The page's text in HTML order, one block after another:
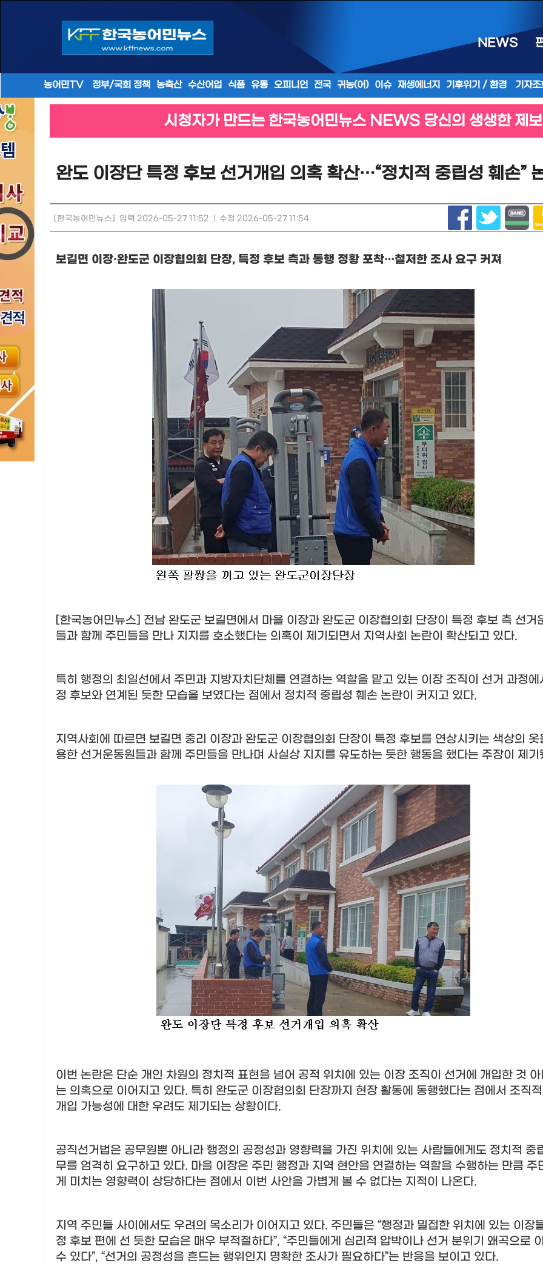
NEWS
농어민TV 정부/국회 정책 농축산 수산어업 식품 유통 오피니언 전국 귀농(어) 이슈 재생에너지 기후위기 / 환경 기자조
시청자가 만드는 한국농어민뉴스 NEWS 당신의 생생한 제
완도 이장단 특정 후보 선거개입 의혹 확산…“정치적 중립성 훼손”
[한국농어민뉴스] 입력 2026-05-27 11:52 수정 2026-05-27 11:54
보길면 이장·완도군 이장협의회 단장, 특정 후보 측과 동행 정황 포착…철저한 조사 요구 커져
[한국농어민뉴스] 전남 완도군 보길면에서 마을 이장과 완도군 이장협의회 단장이 특정 후보 측 선거
들과 함께 주민들을 만나 지지를 호소했다는 의혹이 제기되면서 지역사회 논란이 확산되고 있다.
특히 행정의 최일선에서 주민과 지방자치단체를 연결하는 역할을 맡고 있는 이장 조직이 선거 과정에
정 후보와 연계된 듯한 모습을 보였다는 점에서 정치적 중립성 훼손 논란이 커지고 있다.
지역사회에 따르면 보길면 중리 이장과 완도군 이장협의회 단장이 특정 후보를 연상시키는 색상의 옷
용한 선거운동원들과 함께 주민들을 만나며 사실상 지지를 유도하는 듯한 행동을 했다는 주장이 제기
이번 논란은 단순 개인 차원의 정치적 표현을 넘어 공적 위치에 있는 이장 조직이 선거에 개입한 것
는 의혹으로 이어지고 있다. 특히 완도군 이장협의회 단장까지 현장 활동에 동행했다는 점에서 조직
개입 가능성에 대한 우려도 제기되는 상황이다.
공직선거법은 공무원뿐 아니라 행정의 공정성과 영향력을 가진 위치에 있는 사람들에게도 정치적 중
무를 엄격히 요구하고 있다. 마을 이장은 주민 행정과 지역 현안을 연결하는 역할을 수행하는 만큼 주
게 미치는 영향력이 상당하다는 점에서 이번 사안을 가볍게 볼 수 없다는 지적이 나온다.
지역 주민들 사이에서도 우려의 목소리가 이어지고 있다. 주민들은 “행정과 밀접한 위치에 있는 이장
정 후보 편에 선 듯한 모습은 매우 부적절하다”, “주민들에게 심리적 압박이나 선거 분위기 왜곡으로
수 있다”, “선거의 공정성을 흔드는 행위인지 명확한 조사가 필요하다”는 반응을 보이고 있다.